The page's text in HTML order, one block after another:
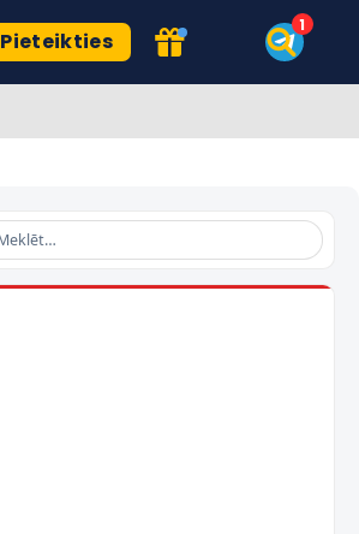
Pieteikties